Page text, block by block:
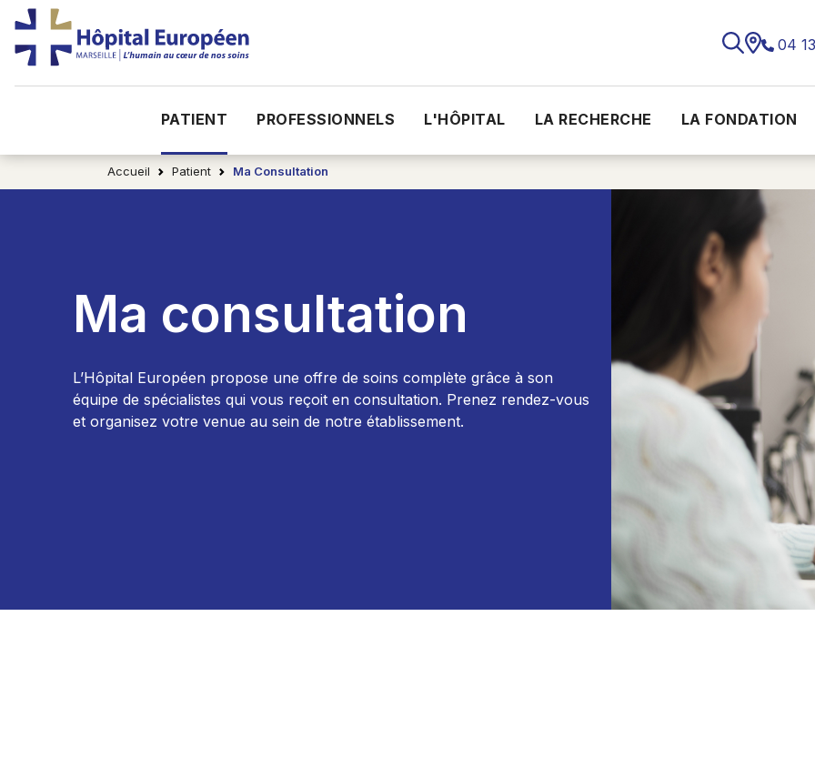
04
PATIENT PROFESSIONNELS L'HÔPITAL LA RECHERCHE LA FONDATION
Accueil Patient Ma Consultation
Ma consultation
L’Hôpital Européen propose une offre de soins complète grâce à son
équipe de spécialistes qui vous reçoit en consultation. Prenez rendez-vous
et organisez votre venue au sein de notre établissement.